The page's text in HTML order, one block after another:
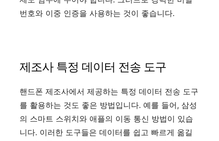
번호와 이중 인증을 사용하는 것이 좋습니다.
제조사 특정 데이터 전송 도구
핸드폰 제조사에서 제공하는 특정 데이터 전송 도구
를 활용하는 것도 좋은 방법입니다. 예를 들어, 삼성
의 스마트 스위치와 애플의 이동 통신 방법이 있습
니다. 이러한 도구들은 데이터를 쉽고 빠르게 옮길